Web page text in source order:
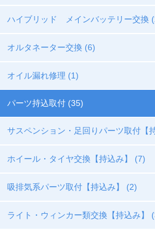
ハイブリッド メインバッテリー交換
オルタネーター交換 (6)
オイル漏れ修理 (1)
パーツ持込取付 (35)
サスペンション・足回りパーツ取付【
ホイール・タイヤ交換【持込み】 (7)
吸排気系パーツ取付【持込み】 (2)
ライト・ウィンカー類交換【持込み】